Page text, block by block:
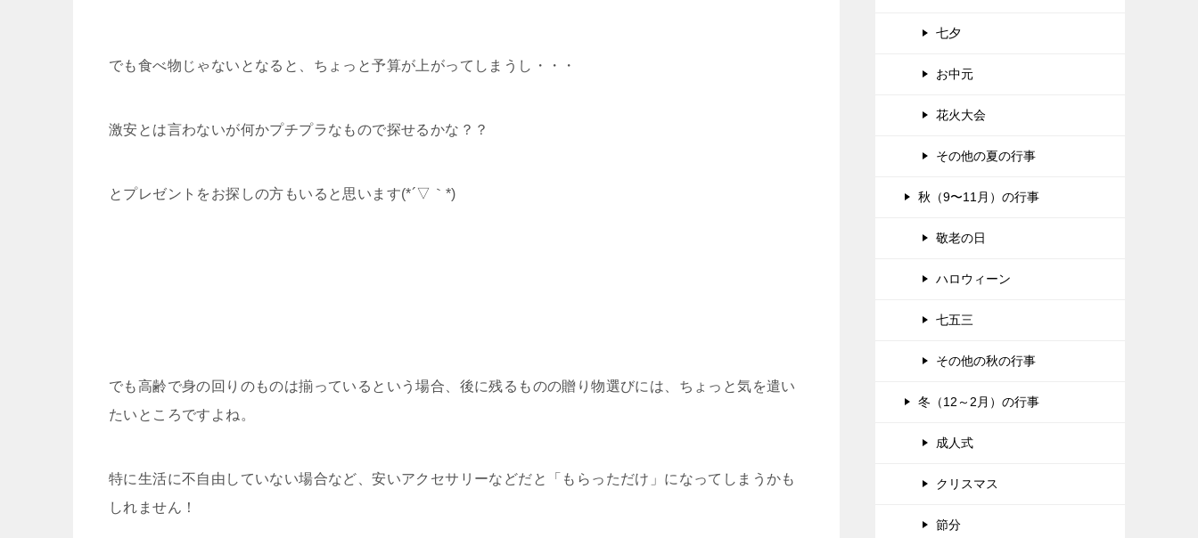
でも食べ物じゃないとなると、ちょっと予算が上がってしまうし・・・
激安とは言わないが何かプチプラなもので探せるかな？？
とプレゼントをお探しの方もいると思います(*´▽｀*)
でも高齢で身の回りのものは揃っているという場合、後に残るものの贈り物選びには、ちょっと気を遣い
たいところですよね。
特に生活に不自由していない場合など、安いアクセサリーなどだと「もらっただけ」になってしまうかも
しれません！
七夕
お中元
花火大会
その他の夏の行事
秋（9〜11月）の行事
敬老の日
ハロウィーン
七五三
その他の秋の行事
冬（12～2月）の行事
成人式
クリスマス
節分